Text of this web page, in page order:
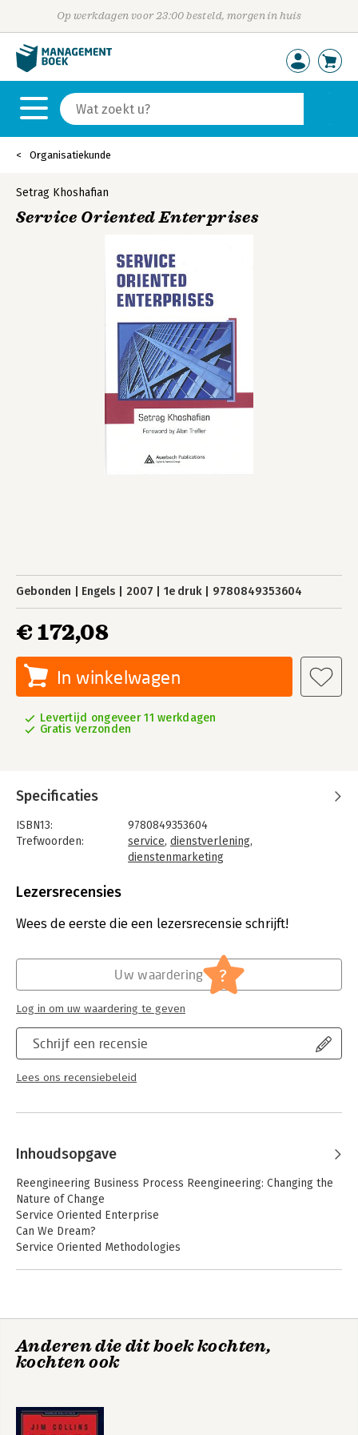
Op werkdagen voor 23:00 besteld, morgen in huis
Organisatiekunde
Setrag Khoshafian
Service Oriented Enterprises
Gebonden Engels 2007 1e druk 9780849353604
€ 172,08
In winkelwagen
Levertijd ongeveer 11 werkdagen
Gratis verzonden
Specificaties
ISBN13:
9780849353604
Trefwoorden:
service, dienstverlening,
dienstenmarketing
Bindwijze:
Uitgever:
Taylor & Francis
Lezersrecensies
Wees de eerste die een lezersrecensie schrijft!
Schrijf een recensie
Lees ons recensiebeleid
Uw waardering ?
Log in om uw waardering te geven
Inhoudsopgave
Reengineering Business Process Reengineering: Changing the
Nature of Change
Service Oriented Enterprise
Can We Dream?
Service Oriented Methodologies
Maturity Model for SOA
Service Definition, Discovery, and Deployment
Service Description: WSDL
Service Interaction: SOAP
Anderen die dit boek kochten,
kochten ook